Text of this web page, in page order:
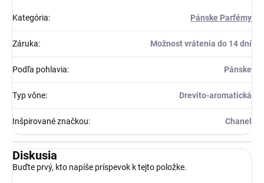
Kategória: Pánske Parfémy
Záruka: Možnost vrátenia do 14 dní
Podľa pohlavia: Pánske
Typ vône: Drevito-aromatická
Inšpirované značkou: Chanel
Diskusia
Buďte prvý, kto napíše príspevok k tejto položke.